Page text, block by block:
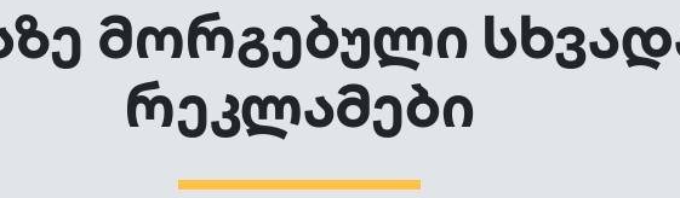
მორგებული
რეკლამები